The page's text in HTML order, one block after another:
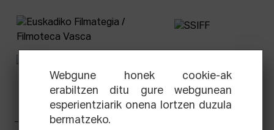
Webgune honek cookie-ak
erabiltzen ditu gure webgunean
esperientziarik onena lortzen duzula
bermatzeko.